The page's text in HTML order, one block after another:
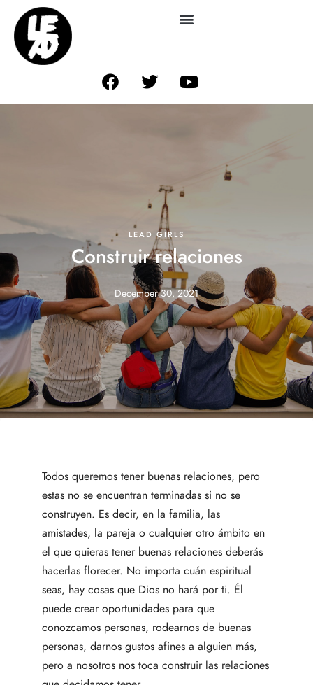
LEAD GIRLS
Construir relaciones
December 30, 2021
Todos queremos tener buenas relaciones, pero
estas no se encuentran terminadas si no se
construyen. Es decir, en la familia, las
amistades, la pareja o cualquier otro ámbito en
el que quieras tener buenas relaciones deberás
hacerlas florecer. No importa cuán espiritual
seas, hay cosas que Dios no hará por ti. Él
puede crear oportunidades para que
conozcamos personas, rodearnos de buenas
personas, darnos gustos afines a alguien más,
pero a nosotros nos toca construir las relaciones